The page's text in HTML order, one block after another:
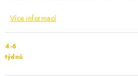
Více informací
4-6
týdnů